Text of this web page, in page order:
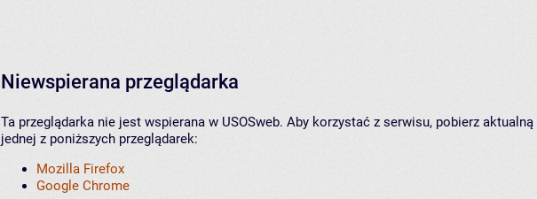
Niewspierana przeglądarka
Ta przeglądarka nie jest wspierana w USOSweb. Aby korzystać z serwisu, pobierz
jednej z poniższych przeglądarek:
Mozilla Firefox
Google Chrome